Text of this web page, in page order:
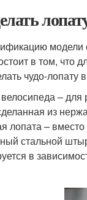
модели
в том, что
чудо-лопату
– для
из
лопата –
стальной
в